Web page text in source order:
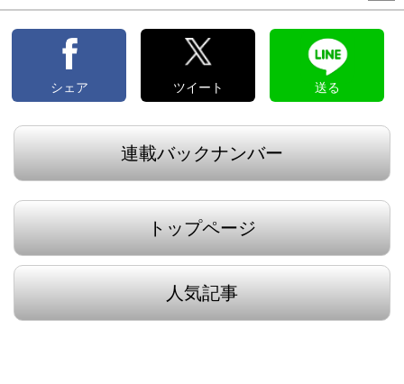
へ
へ
シェア ツイート 送る
連載バックナンバー
トップページ
人気記事